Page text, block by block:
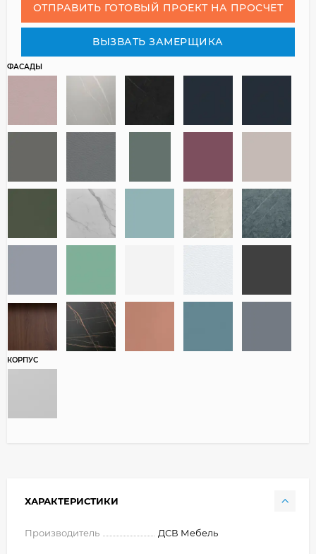
ОТПРАВИТЬ ГОТОВЫЙ ПРОЕКТ НА ПРОСЧЕТ
ВЫЗВАТЬ ЗАМЕРЩИКА
ФАСАДЫ
КОРПУС
ХАРАКТЕРИСТИКИ
Производитель ДСВ Мебель